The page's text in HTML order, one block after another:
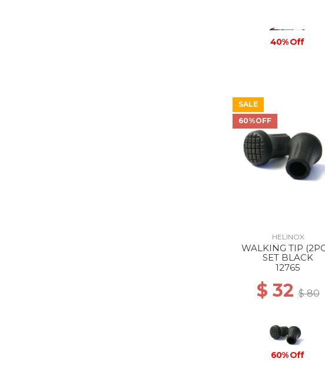
40% Off
SALE
60%OFF
HELINOX
WALKING TIP
SET BLACK
12765
$ 32$ 80
60% Off